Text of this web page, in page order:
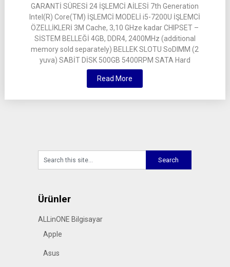
GARANTİ SÜRESİ 24 İŞLEMCİ AİLESİ 7th Generation
Intel(R) Core(TM) İŞLEMCİ MODELİ i5-7200U İŞLEMCİ
ÖZELLİKLERİ 3M Cache, 3,10 GHze kadar CHIPSET –
SİSTEM BELLEĞİ 4GB, DDR4, 2400MHz (additional
memory sold separately) BELLEK SLOTU SoDIMM (2
yuva) SABİT DİSK 500GB 5400RPM SATA Hard
Read More
Ürünler
ALLinONE Bilgisayar
Apple
Asus